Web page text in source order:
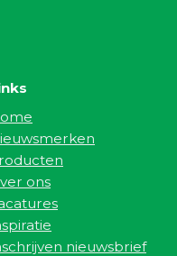
ons
nieuwsbrief